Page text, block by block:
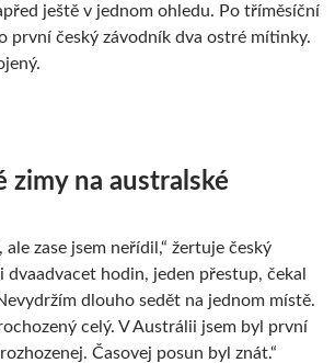
ještě v jednom ohledu. Po tříměsíční
první český závodník dva ostré mítinky.
zimy na australské
ale zase jsem neřídil,“ žertuje český
dvaadvacet hodin, jeden přestup, čekal
dlouho sedět na jednom místě.
celý. V Austrálii jsem byl první
Časovej posun byl znát.“